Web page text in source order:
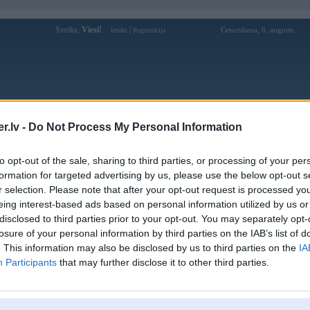
- Do Not Process My Personal Information
opt-out of the sale, sharing to third parties, or processing of your
for targeted advertising by us, please use the below opt-out
selection. Please note that after your opt-out request is processed
interest-based ads based on personal information utilized by us
to third parties prior to your opt-out. You may separately
of your personal information by third parties on the IAB’s list of
This information may also be disclosed by us to third parties on the
Participants that may further disclose it to other third parties.
Sveiks, Viesi! Ienākt Reģistrācija Ceturtdiena, 6. augusts
Forums Galerijas Reģistrācija Lietotāji
Lietotāja tructiepdag profils
Lietotājvārds:
tructiepdag
Ziņojumi forumā:
0
Pēdējie ziņojumi forumā